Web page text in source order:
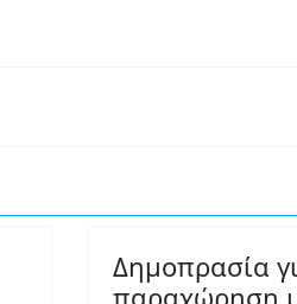
Δημοπρασία
παραχώρηση